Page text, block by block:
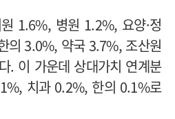
1.6%, 병원 1.2%, 요양·정
의 3.0%, 약국 3.7%, 조산원
. 이 가운데 상대가치 연계분
치과 0.2%, 한의 0.1%로